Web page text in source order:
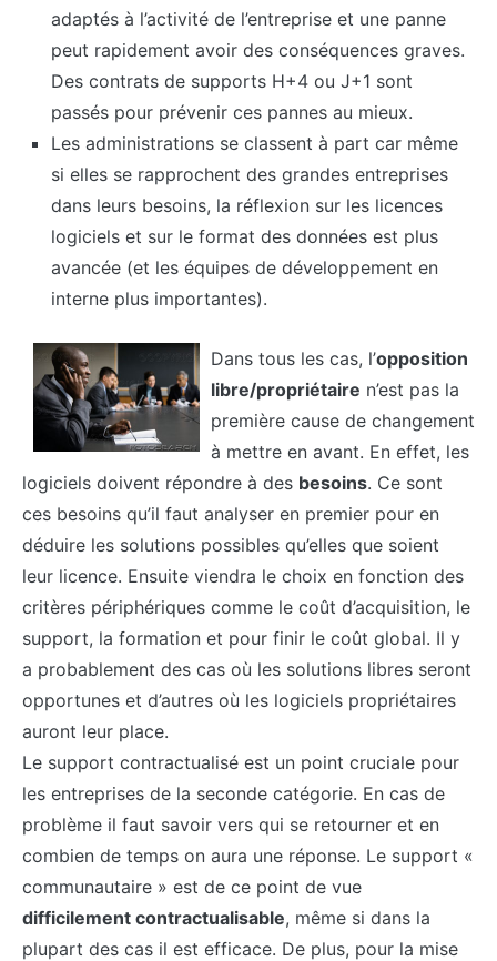
adaptés à l’activité de l’entreprise et une panne
peut rapidement avoir des conséquences graves.
Des contrats de supports H+4 ou J+1 sont
passés pour prévenir ces pannes au mieux.
Les administrations se classent à part car même
si elles se rapprochent des grandes entreprises
dans leurs besoins, la réflexion sur les licences
logiciels et sur le format des données est plus
avancée (et les équipes de développement en
interne plus importantes).
Dans tous les cas, l’opposition
libre/propriétaire n’est pas la
première cause de changement
à mettre en avant. En effet, les
logiciels doivent répondre à des besoins. Ce sont
ces besoins qu’il faut analyser en premier pour en
déduire les solutions possibles qu’elles que soient
leur licence. Ensuite viendra le choix en fonction des
critères périphériques comme le coût d’acquisition, le
support, la formation et pour finir le coût global. Il y
a probablement des cas où les solutions libres seront
opportunes et d’autres où les logiciels propriétaires
auront leur place.
Le support contractualisé est un point cruciale pour
les entreprises de la seconde catégorie. En cas de
problème il faut savoir vers qui se retourner et en
combien de temps on aura une réponse. Le support «
communautaire » est de ce point de vue
difficilement contractualisable, même si dans la
plupart des cas il est efficace. De plus, pour la mise